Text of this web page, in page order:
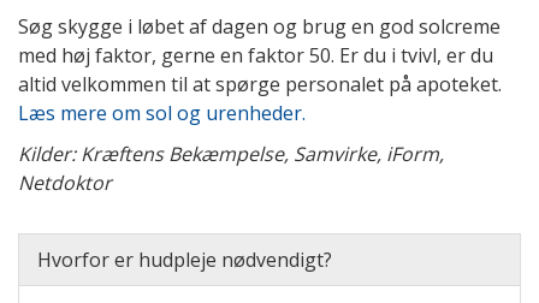
Søg skygge i løbet af dagen og brug en god solcreme
med høj faktor, gerne en faktor 50. Er du i tvivl, er du
altid velkommen til at spørge personalet på apoteket.
Læs mere om sol og urenheder.
Kilder: Kræftens Bekæmpelse, Samvirke, iForm,
Netdoktor
Hvorfor er hudpleje nødvendigt?